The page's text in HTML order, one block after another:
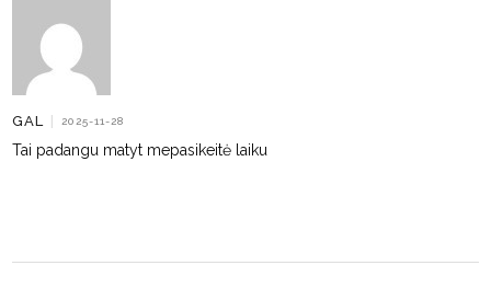
GAL | 2025-11-28
Tai padangu matyt mepasikeitė laiku